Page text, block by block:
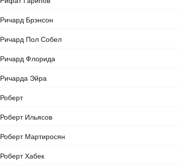
Ричард Брэнсон
Ричард Пол Собел
Ричард Флорида
Ричарда Эйра
Роберт
Роберт Ильясов
Роберт Мартиросян
Роберт Хабек